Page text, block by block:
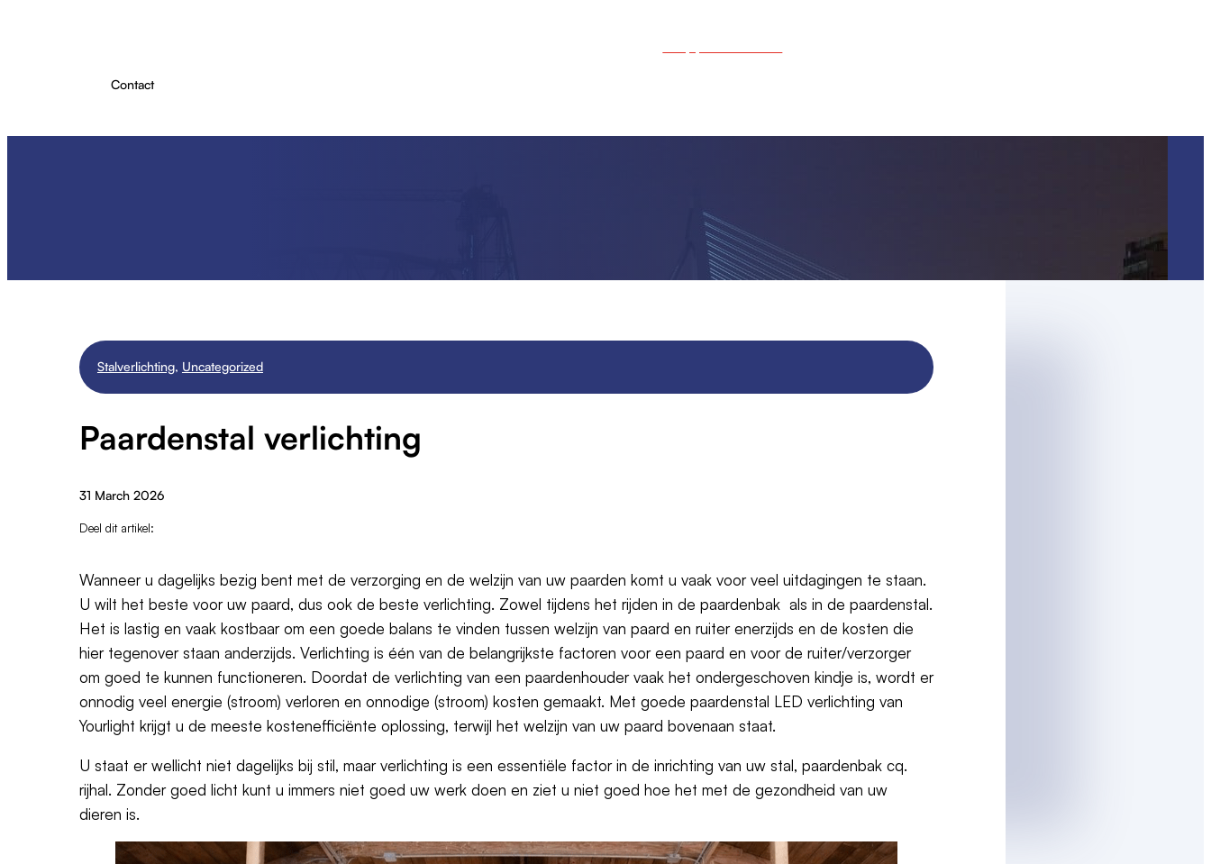
Contact
Stalverlichting, Uncategorized
Paardenstal verlichting
31 March 2026
Deel dit artikel:
Wanneer u dagelijks bezig bent met de verzorging en de welzijn van uw paarden komt u vaak voor veel uitdagingen te staan.
U wilt het beste voor uw paard, dus ook de beste verlichting. Zowel tijdens het rijden in de paardenbak als in de paardenstal.
Het is lastig en vaak kostbaar om een goede balans te vinden tussen welzijn van paard en ruiter enerzijds en de kosten die
hier tegenover staan anderzijds. Verlichting is één van de belangrijkste factoren voor een paard en voor de ruiter/verzorger
om goed te kunnen functioneren. Doordat de verlichting van een paardenhouder vaak het ondergeschoven kindje is, wordt er
onnodig veel energie (stroom) verloren en onnodige (stroom) kosten gemaakt. Met goede paardenstal LED verlichting van
Yourlight krijgt u de meeste kostenefficiënte oplossing, terwijl het welzijn van uw paard bovenaan staat.
U staat er wellicht niet dagelijks bij stil, maar verlichting is een essentiële factor in de inrichting van uw stal, paardenbak cq.
rijhal. Zonder goed licht kunt u immers niet goed uw werk doen en ziet u niet goed hoe het met de gezondheid van uw
dieren is.